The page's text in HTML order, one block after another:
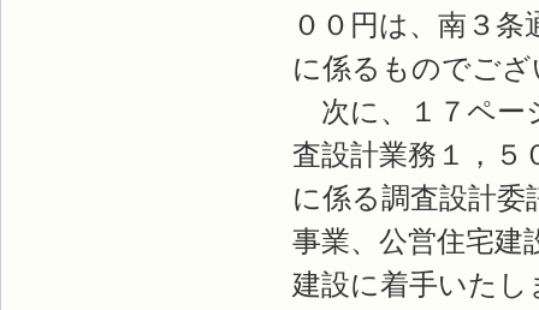
００円は、南３
に係るものでご
次に、１７ペー
査設計業務１，５
に係る調査設計
事業、公営住宅建
建設に着手いた